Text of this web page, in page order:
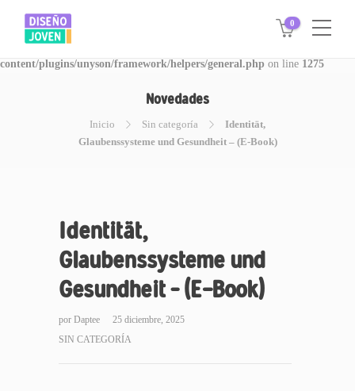
Warning: Invalid argument supplied for foreach() in
/www/disegnojoven.com.ar/htdocs/wp-
content/plugins/unyson/framework/helpers/general.php on line 1275
0
Novedades
Inicio Sin categoría
Identität,
Glaubenssysteme und Gesundheit – (E-Book)
Identität,
Glaubenssysteme und
Gesundheit – (E-Book)
por Daptee
25 diciembre, 2025
SIN CATEGORÍA